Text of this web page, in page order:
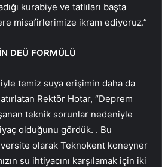
kurabiye ve tatlıları başta
misafirlerimize ikram ediyoruz.”
DEÜ FORMÜLÜ
temiz suya erişimin daha da
Rektör Hotar, “Deprem
teknik sorunlar nedeniyle
olduğunu gördük. . Bu
olarak Teknokent koneyner
su ihtiyacını karşılamak için iki